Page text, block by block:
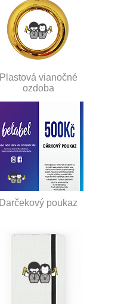
Plastová vianočné
ozdoba
Darčekový poukaz